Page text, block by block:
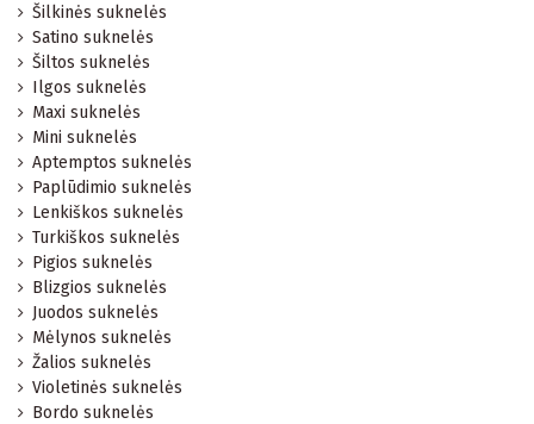
Šilkinės suknelės
Satino suknelės
Šiltos suknelės
Ilgos suknelės
Maxi suknelės
Mini suknelės
Aptemptos suknelės
Paplūdimio suknelės
Lenkiškos suknelės
Turkiškos suknelės
Pigios suknelės
Blizgios suknelės
Juodos suknelės
Mėlynos suknelės
Žalios suknelės
Violetinės suknelės
Bordo suknelės